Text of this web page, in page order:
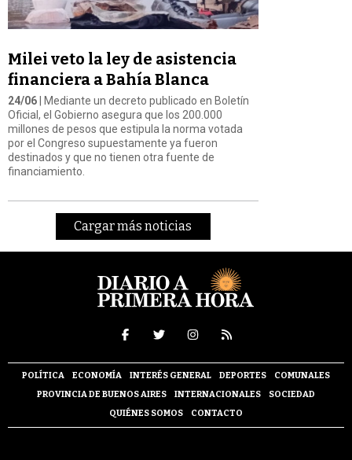
Milei veto la ley de asistencia
financiera a Bahía Blanca
24/06 | Mediante un decreto publicado en Boletín
Oficial, el Gobierno asegura que los 200.000
millones de pesos que estipula la norma votada
por el Congreso supuestamente ya fueron
destinados y que no tienen otra fuente de
financiamiento.
Cargar más noticias
POLÍTICA ECONOMÍA INTERÉS GENERAL DEPORTES
COMUNALES
PROVINCIA DE BUENOS AIRES
INTERNACIONALES
SOCIEDAD
QUIÉNES SOMOS
CONTACTO